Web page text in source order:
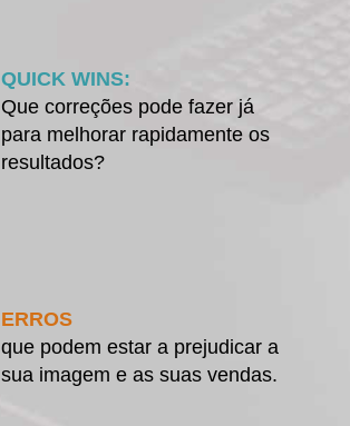
QUICK WINS:
Que correções pode fazer já
para melhorar rapidamente os
resultados?
ERROS
que podem estar a prejudicar a
sua imagem e as suas vendas.